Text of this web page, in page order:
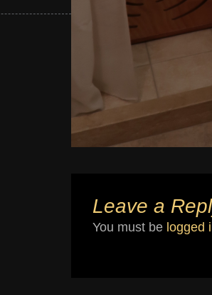
Leave a
You must be logged